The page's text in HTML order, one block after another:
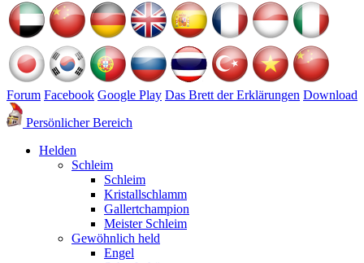
Forum Facebook Google Play Das Brett der Erklärungen Download
Persönlicher Bereich
Helden
Schleim
Schleim
Kristallschlamm
Gallertchampion
Meister Schleim
Gewöhnlich held
Engel